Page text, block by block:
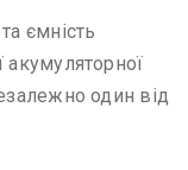
ємність
один від